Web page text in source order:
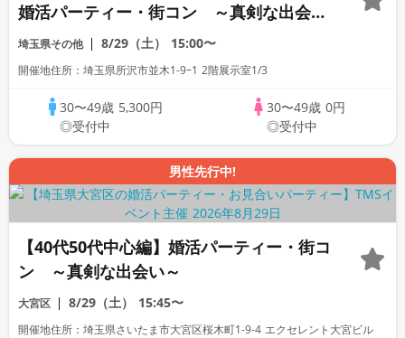
婚活パーティー・街コン ～真剣な出会い
～
埼玉県その他 8/29（土） 15:00〜
開催地住所：埼玉県所沢市並木1‐9ｰ1 2階展示室1/3
30〜49歳 5,300円
◎受付中
30〜49歳 0円
◎受付中
男性先行中!
【40代50代中心編】婚活パーティー・街コ
ン ～真剣な出会い～
大宮区 8/29（土） 15:45〜
開催地住所：埼玉県さいたま市大宮区桜木町1-9-4 エクセレント大宮ビル